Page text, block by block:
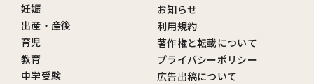
妊娠
出産・産後
育児
教育
中学受験
お知らせ
利用規約
著作権と転載について
プライバシーポリシー
広告出稿について